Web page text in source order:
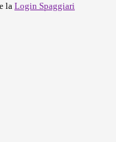
la Login Spaggiari